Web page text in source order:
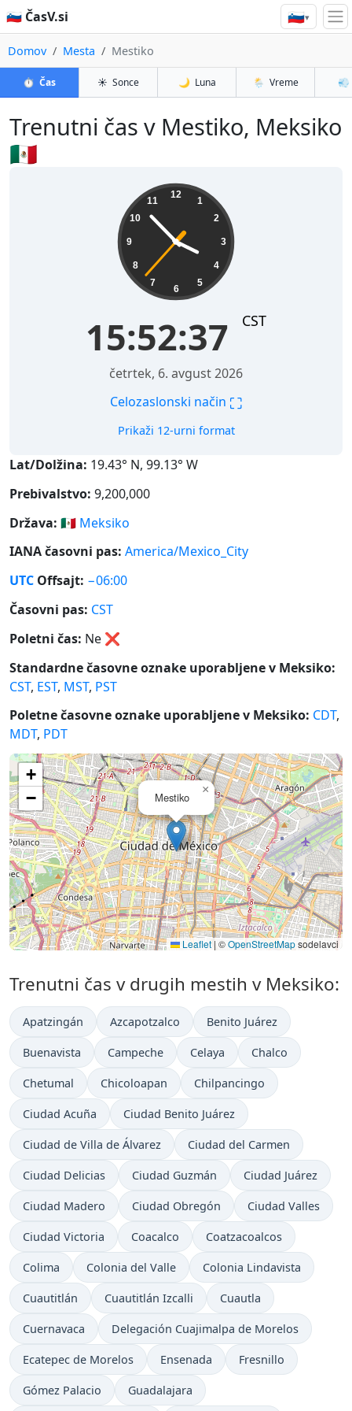
🇸🇮 ČasV.si 🇸🇮▾
Domov Mesta Mestiko
⏱️ Čas ☀️ Sonce 🌙 Luna 🌦️ Vreme 💨
Trenutni čas v Mestiko, Meksiko
🇲🇽
12
1
2
3
4
5
6
7
8
9
10
11
15:52:37 CST
četrtek, 6. avgust 2026
Celozaslonski način ⛶
Prikaži 12-urni format
Lat/Dolžina: 19.43° N, 99.13° W
Prebivalstvo: 9,200,000
Država: 🇲🇽 Meksiko
IANA časovni pas: America/Mexico_City
UTC Offsajt: −06:00
Časovni pas: CST
Poletni čas: Ne ❌
Standardne časovne oznake uporabljene v Meksiko:
CST, EST, MST, PST
Poletne časovne oznake uporabljene v Meksiko: CDT,
MDT, PDT
Mestiko
×
+
−
Leaflet | ©OpenStreetMapsodelavci
Trenutni čas v drugih mestih v Meksiko:
Apatzingán Azcapotzalco Benito Juárez
Buenavista Campeche Celaya Chalco
Chetumal Chicoloapan Chilpancingo
Ciudad Acuña Ciudad Benito Juárez
Ciudad de Villa de Álvarez Ciudad del Carmen
Ciudad Delicias Ciudad Guzmán Ciudad Juárez
Ciudad Madero Ciudad Obregón Ciudad Valles
Ciudad Victoria Coacalco Coatzacoalcos
Colima Colonia del Valle Colonia Lindavista
Cuautitlán Cuautitlán Izcalli Cuautla
Cuernavaca Delegación Cuajimalpa de Morelos
Ecatepec de Morelos Ensenada Fresnillo
Gómez Palacio Guadalajara